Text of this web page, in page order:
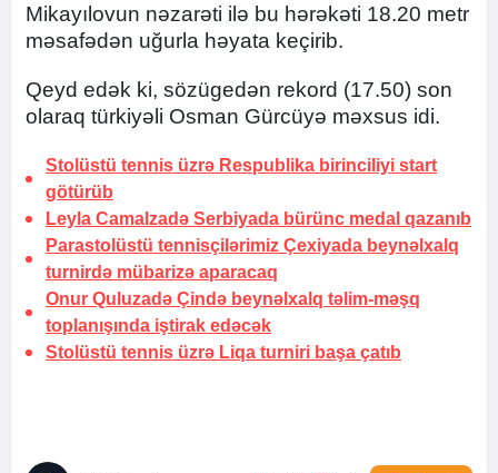
Mikayılovun nəzarəti ilə bu hərəkəti 18.20 metr
məsafədən uğurla həyata keçirib.
Qeyd edək ki, sözügedən rekord (17.50) son
olaraq türkiyəli Osman Gürcüyə məxsus idi.
Stolüstü tennis üzrə Respublika birinciliyi start
götürüb
Leyla Camalzadə Serbiyada bürünc medal qazanıb
Parastolüstü tennisçilərimiz Çexiyada beynəlxalq
turnirdə mübarizə aparacaq
Onur Quluzadə Çində beynəlxalq təlim-məşq
toplanışında iştirak edəcək
Stolüstü tennis üzrə Liqa turniri başa çatıb